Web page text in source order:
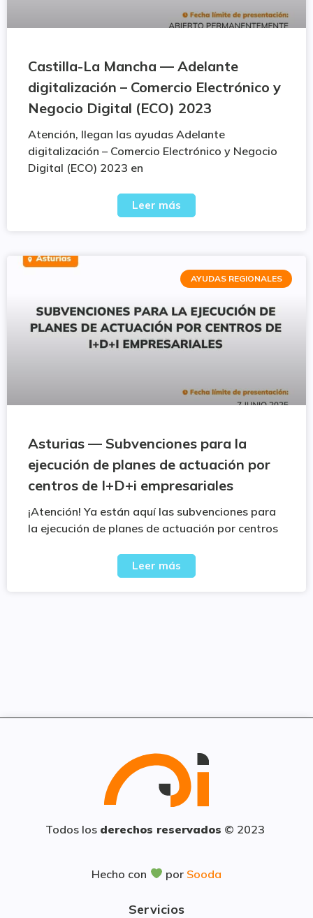
Castilla-La Mancha — Adelante
digitalización – Comercio Electrónico y
Negocio Digital (ECO) 2023
Atención, llegan las ayudas Adelante
digitalización – Comercio Electrónico y Negocio
Digital (ECO) 2023 en
Leer más
AYUDAS REGIONALES
Asturias — Subvenciones para la
ejecución de planes de actuación por
centros de I+D+i empresariales
¡Atención! Ya están aquí las subvenciones para
la ejecución de planes de actuación por centros
Leer más
Todos los derechos reservados © 2023
Hecho con por Sooda
Servicios